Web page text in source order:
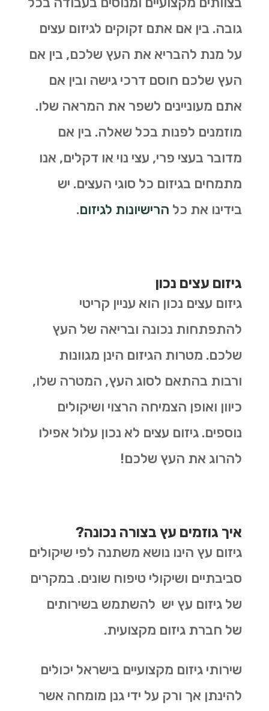
גובה. בין אם אתם זקוקים לגיזום עצים
על מנת להבריא את העץ שלכם, בין אם
העץ שלכם חוסם דרכי גישה ובין אם
אתם מעוניינים לשפר את המראה שלו.
מוזמנים לפנות בכל שאלה. בין אם
מדובר בעצי פרי, עצי נוי או דקלים, אנו
מתמחים בגיזום כל סוגי העצים. יש
בידינו את כל הרישיונות לגיזום.
גיזום עצים נכון
גיזום עצים נכון הוא עניין קריטי
להתפתחות נכונה ובריאה של העץ
שלכם. מטרות הגיזום הינן מגוונות
ורבות בהתאם לסוג העץ, המטרה שלו,
כיוון ואופן הצמיחה הרצוי ושיקולים
נוספים. גיזום עצים לא נכון עלול אפילו
להרוג את העץ שלכם!
איך גוזמים עץ בצורה נכונה?
גיזום עץ הינו נושא משתנה לפי שיקולים
סביבתיים ושיקולי טיפוח שונים. במקרים
של גיזום עץ יש להשתמש בשירותים
של חברת גיזום מקצועית.
שירותי גיזום מקצועיים בישראל יכולים
להינתן אך ורק על ידי גנן מומחה אשר